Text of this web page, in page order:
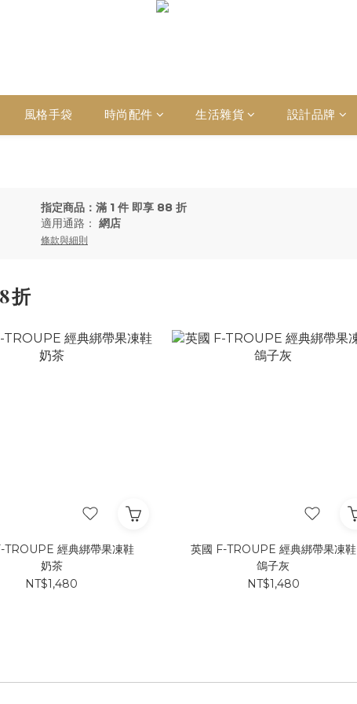
風格手袋 時尚配件 生活雜貨 設計品牌
指定商品：滿 1 件 即享 88 折
適用通路： 網店
條款與細則
折
TROUPE 經典綁帶果凍鞋
奶茶
NT$1,480
英國 F-TROUPE 經典綁帶果凍鞋
鴿子灰
NT$1,480